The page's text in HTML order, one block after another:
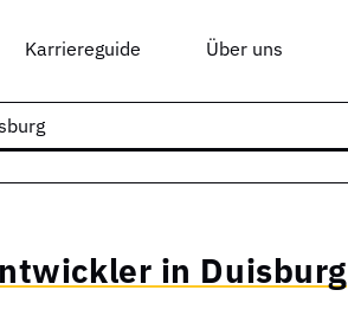
Karriereguide Über uns
in Duisburg